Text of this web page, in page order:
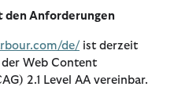
den Anforderungen
de/ ist derzeit
Web Content
2.1 Level AA vereinbar.